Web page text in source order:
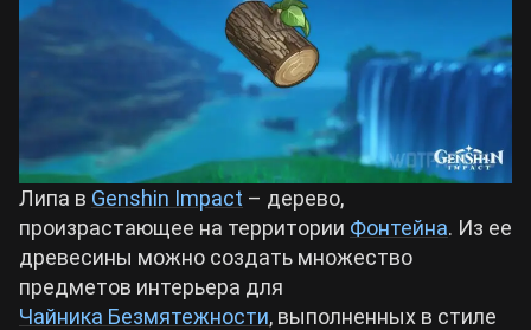
Zenless Zone Zero
Kingdom Come: Deliverance 2
Path of Exile 2
Билды Arknights: Endfield
Билды Wuthering Waves
Билды Cyberpunk 2077
Билды Path of Exile 2
Липа в Genshin Impact – дерево,
произрастающее на территории Фонтейна. Из ее
древесины можно создать множество
предметов интерьера для
Чайника Безмятежности, выполненных в стиле